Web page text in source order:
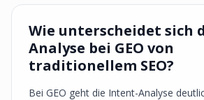
Wie unterscheidet sich
Analyse bei GEO von
traditionellem SEO?
Bei GEO geht die Intent-Analyse